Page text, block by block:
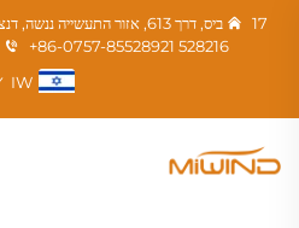
17 ביס, דרך 613, אזור התעשייה
528216
+86-0757-85528921
IW